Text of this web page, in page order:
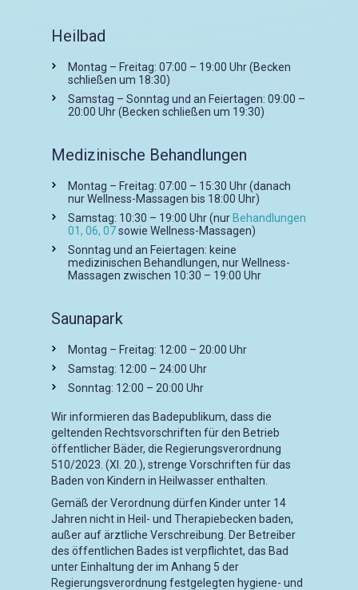
Heilbad
Montag – Freitag: 07:00 – 19:00 Uhr (Becken
schließen um 18:30)
Samstag – Sonntag und an Feiertagen: 09:00 –
20:00 Uhr (Becken schließen um 19:30)
Medizinische Behandlungen
Montag – Freitag: 07:00 – 15:30 Uhr (danach
nur Wellness-Massagen bis 18:00 Uhr)
Samstag: 10:30 – 19:00 Uhr (nur Behandlungen
01, 06, 07sowie Wellness-Massagen)
Sonntag und an Feiertagen: keine
medizinischen Behandlungen, nur Wellness-
Massagen zwischen 10:30 – 19:00 Uhr
Saunapark
Montag – Freitag: 12:00 – 20:00 Uhr
Samstag: 12:00 – 24:00 Uhr
Sonntag: 12:00 – 20:00 Uhr
Wir informieren das Badepublikum, dass die
geltenden Rechtsvorschriften für den Betrieb
öffentlicher Bäder, die Regierungsverordnung
510/2023. (XI. 20.), strenge Vorschriften für das
Baden von Kindern in Heilwasser enthalten.
Gemäß der Verordnung dürfen Kinder unter 14
Jahren nicht in Heil- und Therapiebecken baden,
außer auf ärztliche Verschreibung. Der Betreiber
des öffentlichen Bades ist verpflichtet, das Bad
unter Einhaltung der im Anhang 5 der
Regierungsverordnung festgelegten hygiene- und